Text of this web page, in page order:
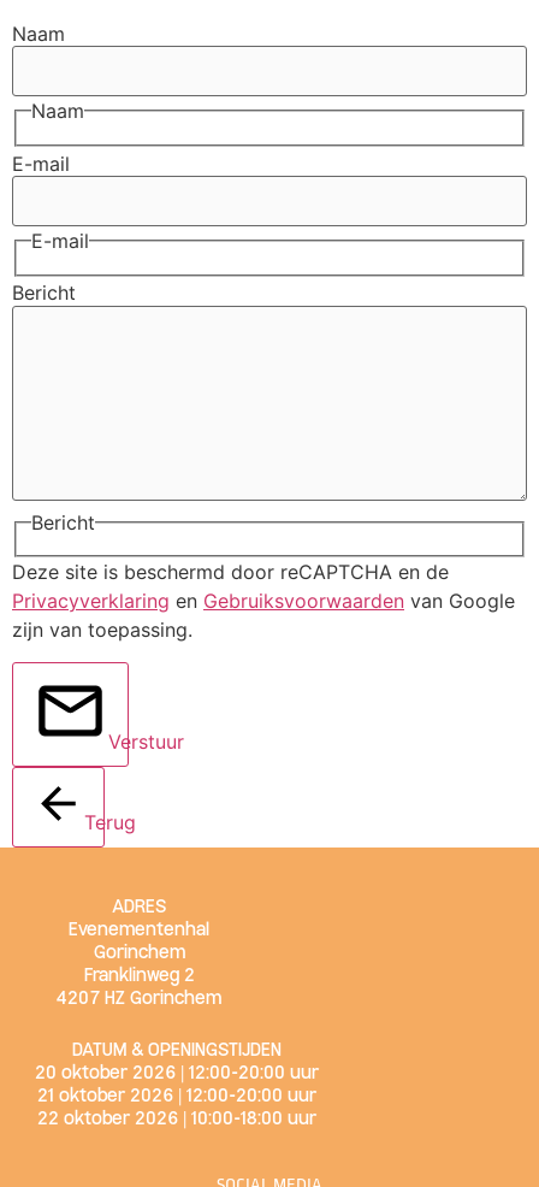
Naam
Naam
E-mail
E-mail
Bericht
Bericht
Deze site is beschermd door reCAPTCHA en de
Privacyverklaring en Gebruiksvoorwaarden van Google
zijn van toepassing.
Verstuur
Terug
ADRES
Evenementenhal
Gorinchem
Franklinweg 2
4207 HZ Gorinchem
DATUM & OPENINGSTIJDEN
20 oktober 2026 | 12:00-20:00 uur
21 oktober 2026 | 12:00-20:00 uur
22 oktober 2026 | 10:00-18:00 uur